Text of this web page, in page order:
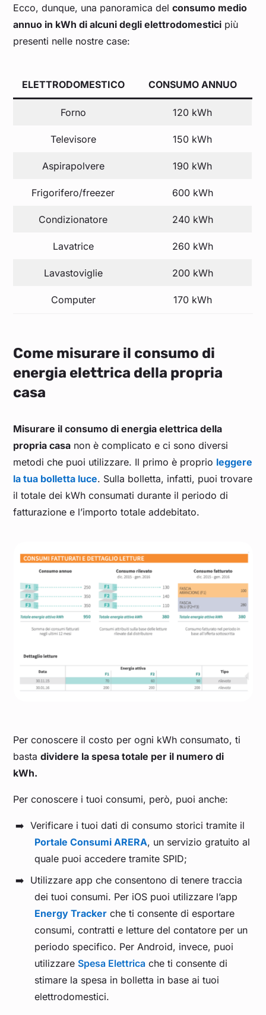
Ecco, dunque, una panoramica delconsumo medio
annuo in kWh di alcuni degli elettrodomestici più
presenti nelle nostre case:
ELETTRODOMESTICO CONSUMO ANNUO
Forno 120 kWh
Televisore 150 kWh
Aspirapolvere 190 kWh
Frigorifero/freezer 600 kWh
Condizionatore 240 kWh
Lavatrice 260 kWh
Lavastoviglie 200 kWh
Computer 170 kWh
Come misurare il consumo di
energia elettrica della propria
casa
Misurare il consumo di energia elettrica della
propria casa non è complicato e ci sono diversi
metodi che puoi utilizzare. Il primo è proprio leggere
la tua bolletta luce. Sulla bolletta, infatti, puoi trovare
il totale dei kWh consumati durante il periodo di
fatturazione e l’importo totale addebitato.
Per conoscere il costo per ogni kWh consumato, ti
bastadividere la spesa totale per il numero di
kWh.
Per conoscere i tuoi consumi, però, puoi anche:
Verificare i tuoi dati di consumo storici tramite il
Portale Consumi ARERA, un servizio gratuito al
quale puoi accedere tramite SPID;
Utilizzare app che consentono di tenere traccia
dei tuoi consumi. Per iOS puoi utilizzare l’app
Energy Tracker che ti consente di esportare
consumi, contratti e letture del contatore per un
periodo specifico. Per Android, invece, puoi
utilizzare Spesa Elettrica che ti consente di
stimare la spesa in bolletta in base ai tuoi
elettrodomestici.